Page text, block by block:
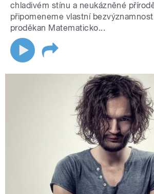
chladivém stínu a neukázněné
připomeneme vlastní
proděkan Matematicko...